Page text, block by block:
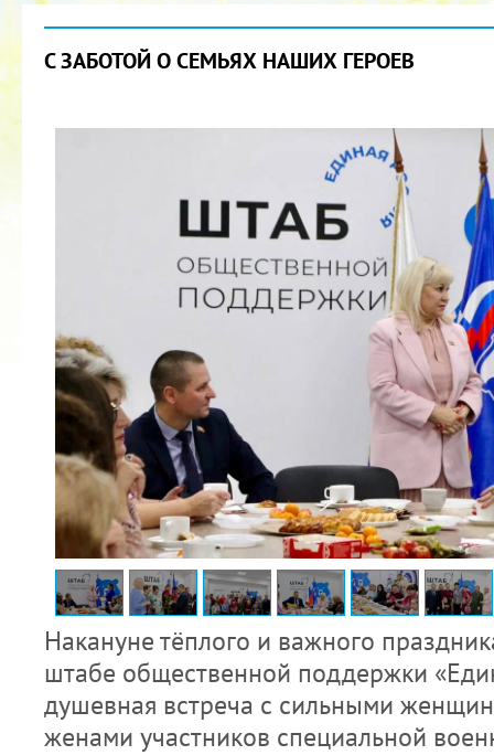
С ЗАБОТОЙ О СЕМЬЯХ НАШИХ ГЕРОЕВ
Накануне тёплого и важного
штабе общественной поддержки
душевная встреча с сильными
женами участников специальной
2022 ГОД ПРОВОЗГЛАШЕН ГОДОМ
МАТЕРИ В ЯКУТИИ
19.12.2021